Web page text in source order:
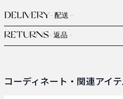
DELIVERY- 配送 -
RETURNS- 返品 -
コーディネート・関連アイ